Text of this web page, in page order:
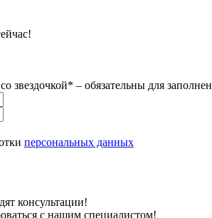
звездочкой* – обязательны для
персональных данных
консультации!
с нашим специалистом!